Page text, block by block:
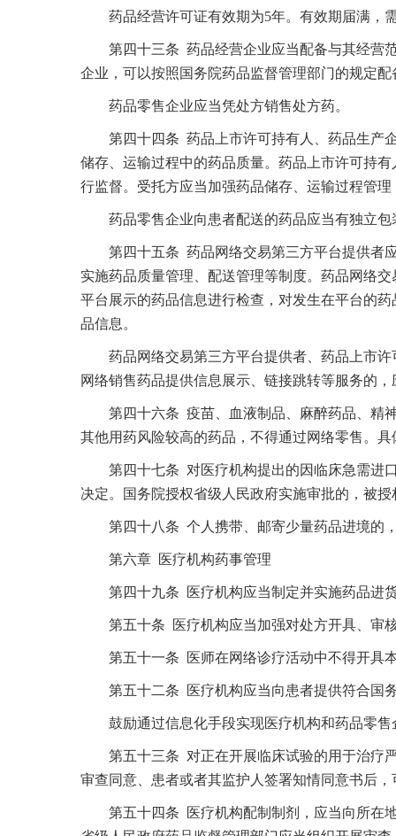
药品经营许可证有效期为5年。有效期届满，
第四十三条 药品经营企业应当配备与其经营范
企业，可以按照国务院药品监督管理部门的规定
药品零售企业应当凭处方销售处方药。
第四十四条 药品上市许可持有人、药品生产企
储存、运输过程中的药品质量。药品上市许可持
行监督。受托方应当加强药品储存、运输过程管
药品零售企业向患者配送的药品应当有独立包
第四十五条 药品网络交易第三方平台提供者应
实施药品质量管理、配送管理等制度。药品网络
平台展示的药品信息进行检查，对发生在平台的
品信息。
药品网络交易第三方平台提供者、药品上市许
网络销售药品提供信息展示、链接跳转等服务的
第四十六条 疫苗、血液制品、麻醉药品、精神
其他用药风险较高的药品，不得通过网络零售。
第四十七条 对医疗机构提出的因临床急需进口
决定。国务院授权省级人民政府实施审批的，被
第四十八条 个人携带、邮寄少量药品进境的，
第六章 医疗机构药事管理
第四十九条 医疗机构应当制定并实施药品进货
第五十条 医疗机构应当加强对处方开具、审核
第五十一条 医师在网络诊疗活动中不得开具本
第五十二条 医疗机构应当向患者提供符合国务
鼓励通过信息化手段实现医疗机构和药品零售
第五十三条 对正在开展临床试验的用于治疗严
审查同意、患者或者其监护人签署知情同意书后
第五十四条 医疗机构配制制剂，应当向所在地